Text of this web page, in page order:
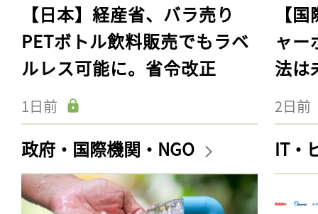
【日本】経産省、バラ売り
PETボトル飲料販売でもラベ
ルレス可能に。省令改正
1日前
【
ャー
法は
2日前
政府・国際機関・NGO IT・